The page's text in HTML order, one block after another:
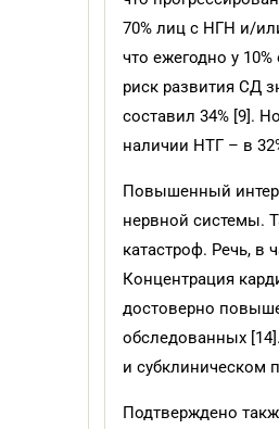
70% лиц с НГН и/
что ежегодно у
риск развития СД
составил 34% [9].
наличии НТГ – в
Повышенный
нервной системы.
катастроф. Речь, в
Концентрация
достоверно
обследованных
и субклиническом
Подтверждено